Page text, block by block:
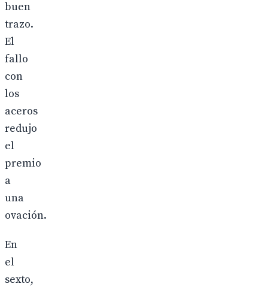
buen
trazo.
El
fallo
con
los
aceros
redujo
el
premio
a
una
ovación.
En
el
sexto,